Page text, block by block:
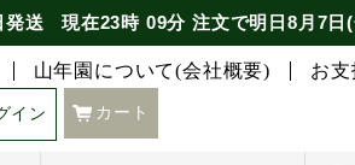
発送 現在23時 09分 注文で明日8月7日
山年園について(会社概要) お
イン カート